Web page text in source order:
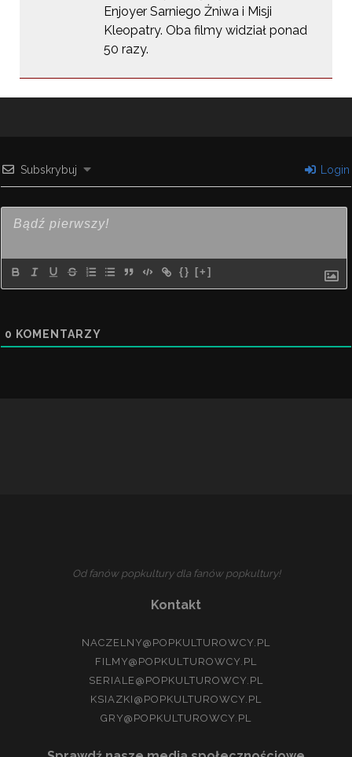
Enjoyer Sarniego Żniwa i Misji
Kleopatry. Oba filmy widział ponad
50 razy.
Subskrybuj Login
{} [+]
0 KOMENTARZY
Od fanów popkultury dla fanów popkultury!
Kontakt
NACZELNY@POPKULTUROWCY.PL
FILMY@POPKULTUROWCY.PL
SERIALE@POPKULTUROWCY.PL
KSIAZKI@POPKULTUROWCY.PL
GRY@POPKULTUROWCY.PL